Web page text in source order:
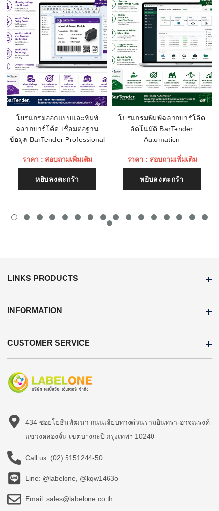
อีเมลล์
เรทติ่ง
ชื่อหัวข้อรีวิว
เนื้อหา (1500)
โปรแกรมออกแบบและพิมพ์
ฉลากบาร์โค้ด เชื่อมต่อฐาน
ข้อมูล BarTender Professional
ราคา : สอบถามเพิ่มเติม
หยิบลงตะกร้า
โปรแกรมพิมพ์ฉลากบาร์โค้ด
อัตโนมัติ BarTender
Automation
ราคา : สอบถามเพิ่มเติม
หยิบลงตะกร้า
LINKS PRODUCTS
INFORMATION
CUSTOMER SERVICE
434 ซอยโยธินพัฒนา ถนนเลียบทางด่วนรามอินทรา-อาจณรงค์
แขวงคลองจั่น เขตบางกะปิ กรุงเทพฯ 10240
Call us: (02) 5151244-50
Line: @labelone, @kqw1463o
Email: sales@labelone.co.th